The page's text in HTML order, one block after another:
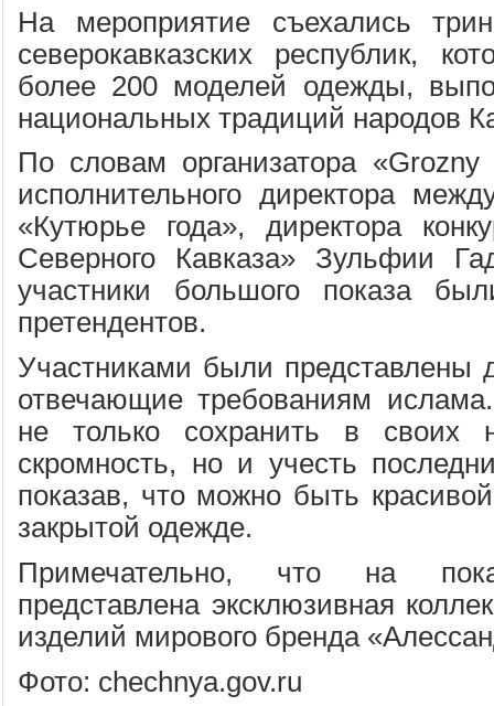
На мероприятие съехались
северокавказских республик,
более 200 моделей одежды,
национальных традиций народов
По словам организатора
исполнительного директора
«Кутюрье года», директора
Северного Кавказа» Зульфии
участники большого показа
претендентов.
Участниками были представлены
отвечающие требованиям
не только сохранить в своих
скромность, но и учесть
показав, что можно быть
закрытой одежде.
Примечательно, что на
представлена эксклюзивная
изделий мирового бренда
Фото: chechnya.gov.ru